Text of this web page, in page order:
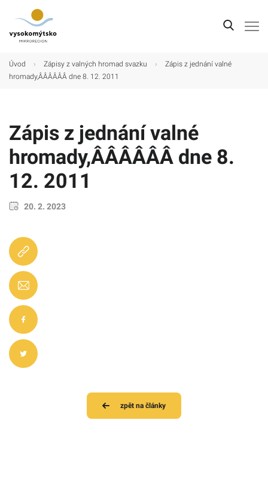
Úvod › Zápisy z valných hromad svazku ›
Zápis z jednání valné
hromady,ÂÂÂÂÂÂ dne 8. 12. 2011
Zápis z jednání valné
hromady,ÂÂÂÂÂÂ dne 8.
12. 2011
20. 2. 2023
zpět na články
Úvod
Mikroregion
Turistické cíle
Kultura
Kontakt